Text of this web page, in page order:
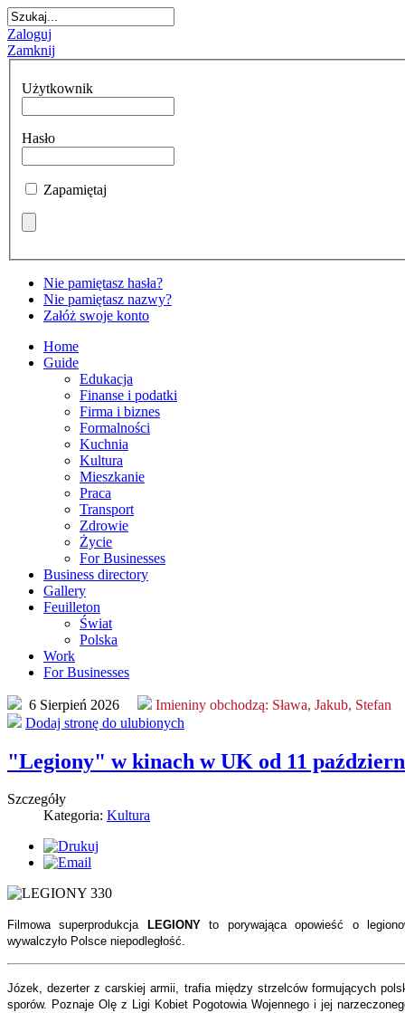
Zaloguj
Zamknij
Użytkownik
Hasło
Zapamiętaj
Nie pamiętasz hasła?
Nie pamiętasz nazwy?
Załóż swoje konto
Home
Guide
Edukacja
Finanse i podatki
Firma i biznes
Formalności
Kuchnia
Kultura
Mieszkanie
Praca
Transport
Zdrowie
Życie
For Businesses
Business directory
Gallery
Feuilleton
Świat
Polska
Work
For Businesses
6 Sierpień 2026 Imieniny obchodzą: Sława, Jakub, Stefan
Dodaj stronę do ulubionych
"Legiony" w kinach w UK od 11
Szczegóły
Kategoria: Kultura
Filmowa superprodukcja LEGIONYto porywająca opowieść o
wywalczyło Polsce niepodległość.
Józek, dezerter z carskiej armii, trafia między strzelców formujących
sporów. Poznaje Olę z Ligi Kobiet Pogotowia Wojennego i jej